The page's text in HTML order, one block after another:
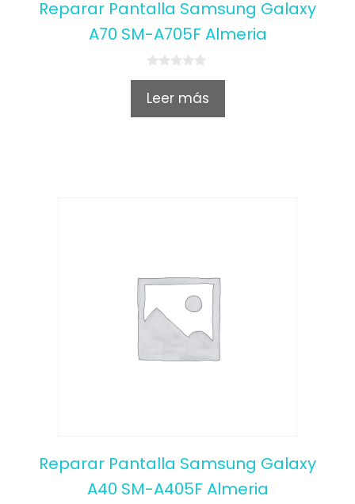
Reparar Pantalla Samsung Galaxy
A70 SM-A705F Almeria
0
u
Leer más
Reparar Pantalla Samsung Galaxy
A40 SM-A405F Almeria